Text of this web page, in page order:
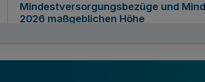
Mindestversorgungsbezüge und
2026 maßgeblichen Höhe